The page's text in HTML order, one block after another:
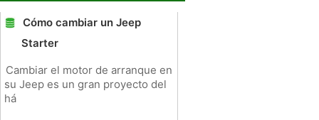
Cómo cambiar un Jeep
Starter
Cambiar el motor de arranque en
su Jeep es un gran proyecto del
há